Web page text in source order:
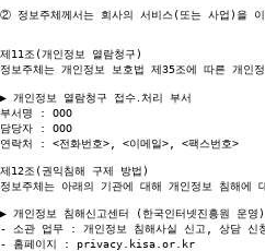
② 정보주체께서는 회사의 서비스(또는 사업)을
제11조(개인정보 열람청구)
정보주체는 개인정보 보호법 제35조에 따른 개
▶ 개인정보 열람청구 접수․처리 부서
부서명 : OOO
담당자 : OOO
연락처 : <전화번호>, <이메일>, <팩스번호>
제12조(권익침해 구제 방법)
정보주체는 아래의 기관에 대해 개인정보 침해
▶ 개인정보 침해신고센터 (한국인터넷진흥원 운영)
- 소관 업무 : 개인정보 침해사실 신고, 상담 신
- 홈페이지 : privacy.kisa.or.kr